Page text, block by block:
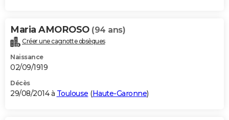
Maria AMOROSO (94 ans)
Créer une cagnotte obsèques
Naissance
02/09/1919
Décès
29/08/2014 à Toulouse (Haute-Garonne)